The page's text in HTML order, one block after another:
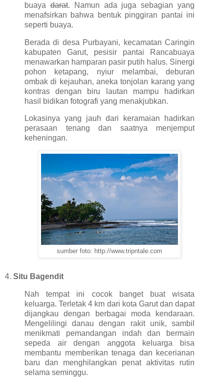
buayadarat. Namun ada juga sebagian yang
menafsirkan bahwa bentuk pinggiran pantai ini
seperti buaya.
Berada di desa Purbayani, kecamatan Caringin
kabupaten Garut, pesisir pantai Rancabuaya
menawarkan hamparan pasir putih halus. Sinergi
pohon ketapang, nyiur melambai, deburan
ombak di kejauhan, aneka tonjolan karang yang
kontras dengan biru lautan mampu hadirkan
hasil bidikan fotografi yang menakjubkan.
Lokasinya yang jauh dari keramaian hadirkan
perasaan tenang dan saatnya menjemput
keheningan.
sumber foto: http://www.tripntale.com
4. Situ Bagendit
Nah tempat ini cocok banget buat wisata
keluarga. Terletak 4 km dari kota Garut dan dapat
dijangkau dengan berbagai moda kendaraan.
Mengelilingi danau dengan rakit unik, sambil
menikmati pemandangan indah dan bermain
sepeda air dengan anggota keluarga bisa
membantu memberikan tenaga dan kecerianan
baru dan menghilangkan penat aktivitas rutin
selama seminggu.